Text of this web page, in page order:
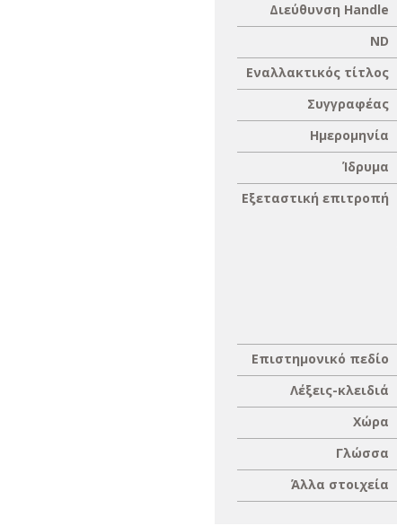
Διεύθυνση Handle
ND
Εναλλακτικός τίτλος
Συγγραφέας
Ημερομηνία
Ίδρυμα
Εξεταστική επιτροπή
Επιστημονικό πεδίο
Λέξεις-κλειδιά
Χώρα
Γλώσσα
Άλλα στοιχεία